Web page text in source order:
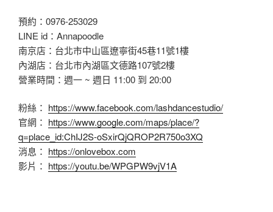
預約：0976-253029
LINE id：Annapoodle
南京店：台北市中山區遼寧街45巷11號1樓
內湖店：台北市內湖區文德路107號2樓
營業時間：週一 ~ 週日 11:00 到 20:00
粉絲： https://www.facebook.com/lashdancestudio/
官網： https://www.google.com/maps/place/?
q=place_id:ChIJ2S-oSxirQjQROP2R750o3XQ
消息： https://onlovebox.com
影片： https://youtu.be/WPGPW9vjV1A